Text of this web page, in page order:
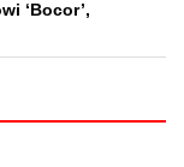
‘Bocor’,